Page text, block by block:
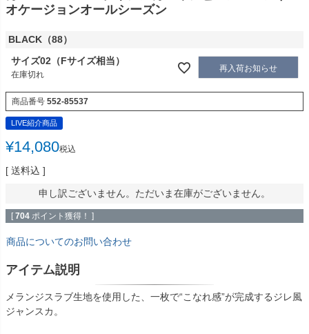
オケージョンオールシーズン
BLACK（88）
サイズ02（Fサイズ相当）
在庫切れ
再入荷お知らせ
商品番号 552-85537
LIVE紹介商品
¥14,080税込
送料込
申し訳ございません。ただいま在庫がございません。
[ 704 ポイント獲得！ ]
商品についてのお問い合わせ
アイテム説明
メランジスラブ生地を使用した、一枚で“こなれ感”が完成するジレ風
ジャンスカ。